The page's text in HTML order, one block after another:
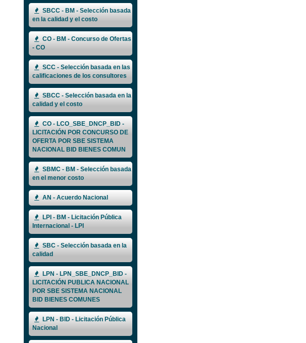
SBCC - BM - Selección basada
en la calidad y el costo
CO - BM - Concurso de Ofertas
- CO
SCC - Selección basada en las
calificaciones de los consultores
SBCC - Selección basada en la
calidad y el costo
CO - LCO_SBE_DNCP_BID -
LICITACIÓN POR CONCURSO DE
OFERTA POR SBE SISTEMA
NACIONAL BID BIENES COMUN
SBMC - BM - Selección basada
en el menor costo
AN - Acuerdo Nacional
LPI - BM - Licitación Pública
Internacional - LPI
SBC - Selección basada en la
calidad
LPN - LPN_SBE_DNCP_BID -
LICITACIÓN PUBLICA NACIONAL
POR SBE SISTEMA NACIONAL
BID BIENES COMUNES
LPN - BID - Licitación Pública
Nacional